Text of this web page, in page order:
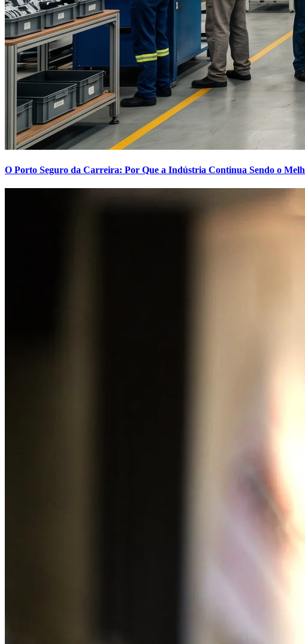
O Porto Seguro da Carreira: Por Que a Indústria Continua Sendo o